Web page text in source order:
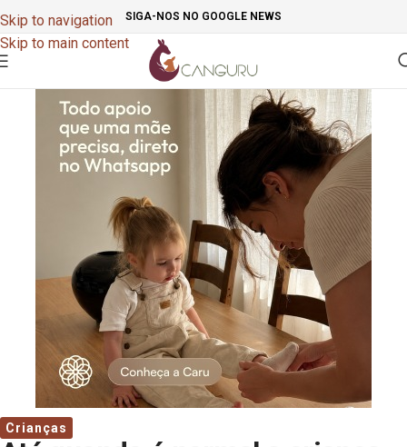
Skip to navigation
Skip to main content
SIGA-NOS NO GOOGLE NEWS
Crianças